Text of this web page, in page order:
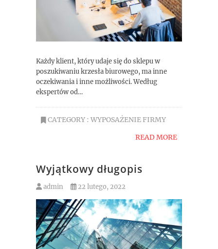
Każdy klient, który udaje się do sklepu w
poszukiwaniu krzesła biurowego, ma inne
oczekiwania i inne możliwości. Według
ekspertów od…
CATEGORY : WYPOSAŻENIE FIRMY
READ MORE
Wyjątkowy długopis
admin 22 lutego, 2022